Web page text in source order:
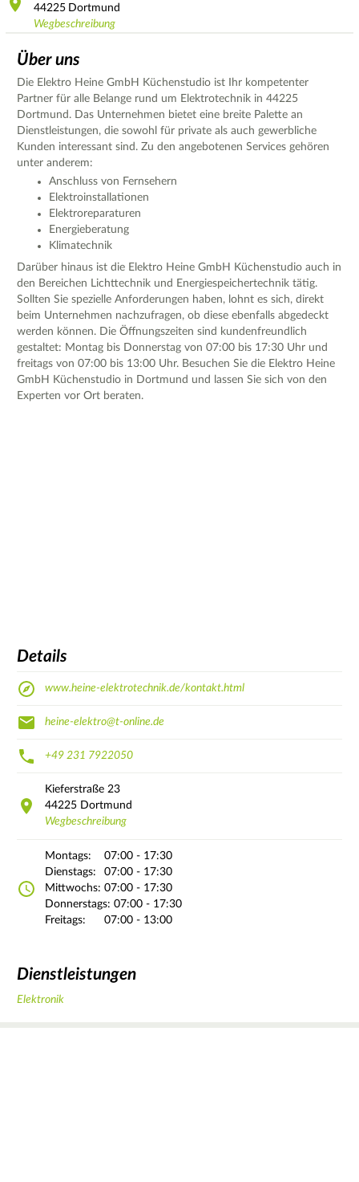
44225 Dortmund
Wegbeschreibung
Über uns
Die Elektro Heine GmbH Küchenstudio ist Ihr kompetenter
Partner für alle Belange rund um Elektrotechnik in 44225
Dortmund. Das Unternehmen bietet eine breite Palette an
Dienstleistungen, die sowohl für private als auch gewerbliche
Kunden interessant sind. Zu den angebotenen Services gehören
unter anderem:
Anschluss von Fernsehern
Elektroinstallationen
Elektroreparaturen
Energieberatung
Klimatechnik
Darüber hinaus ist die Elektro Heine GmbH Küchenstudio auch in
den Bereichen Lichttechnik und Energiespeichertechnik tätig.
Sollten Sie spezielle Anforderungen haben, lohnt es sich, direkt
beim Unternehmen nachzufragen, ob diese ebenfalls abgedeckt
werden können. Die Öffnungszeiten sind kundenfreundlich
gestaltet: Montag bis Donnerstag von 07:00 bis 17:30 Uhr und
freitags von 07:00 bis 13:00 Uhr. Besuchen Sie die Elektro Heine
GmbH Küchenstudio in Dortmund und lassen Sie sich von den
Experten vor Ort beraten.
Details
www.heine-elektrotechnik.de/kontakt.html
heine-elektro@t-online.de
+49 231 7922050
Kieferstraße 23
44225 Dortmund
Wegbeschreibung
Montags:
07:00 - 17:30
Dienstags:
07:00 - 17:30
Mittwochs: 07:00 - 17:30
Donnerstags: 07:00 - 17:30
Freitags:
07:00 - 13:00
Dienstleistungen
Elektronik